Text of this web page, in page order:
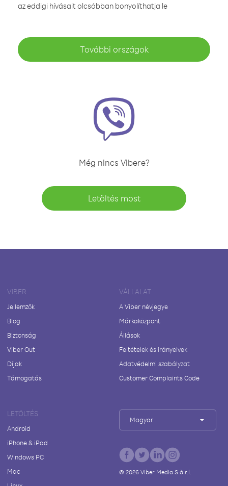
az eddigi hívásait olcsóbban bonyolíthatja le
További országok
Még nincs Vibere?
Letöltés most
VIBER
Jellemzők
Blog
Biztonság
Viber Out
Díjak
Támogatás
VÁLLALAT
A Viber névjegye
Márkaközpont
Állások
Feltételek és irányelvek
Adatvédelmi szabályzat
Customer Complaints Code
LETÖLTÉS
Android
iPhone & iPad
Windows PC
Mac
Magyar
© 2026Viber Media S.à r.l.